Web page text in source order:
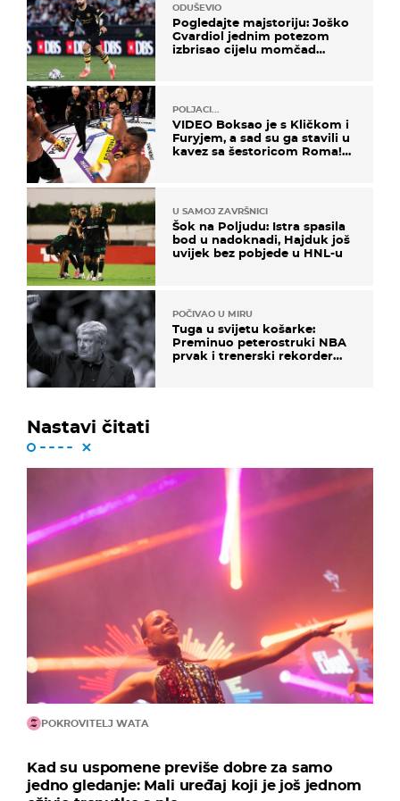
ODUŠEVIO
Pogledajte majstoriju: Joško
Gvardiol jednim potezom
izbrisao cijelu momčad
POLJACI...
VIDEO Boksao je s Kličkom i
Furyjem, a sad su ga stavili u
kavez sa šestoricom Roma!
U SAMOJ ZAVRŠNICI
Šok na Poljudu: Istra spasila
bod u nadoknadi, Hajduk još
uvijek bez pobjede u HNL-u
POČIVAO U MIRU
Tuga u svijetu košarke:
Preminuo peterostruki NBA
prvak i trenerski rekorder
Nastavi čitati
POKROVITELJ WATA
Kad su uspomene previše dobre za samo
jedno gledanje: Mali uređaj koji je još jednom